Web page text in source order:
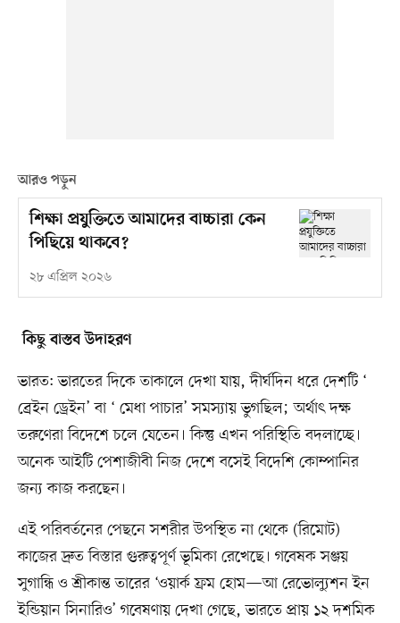
আরও পড়ুন
শিক্ষা প্রযুক্তিতে আমাদের বাচ্চারা কেন
পিছিয়ে থাকবে?
২৮ এপ্রিল ২০২৬
কিছু বাস্তব উদাহরণ
ভারত: ভারতের দিকে তাকালে দেখা যায়, দীর্ঘদিন ধরে দেশটি ‘
ব্রেইন ড্রেইন’ বা ‘ মেধা পাচার’ সমস্যায় ভুগছিল; অর্থাৎ দক্ষ
তরুণেরা বিদেশে চলে যেতেন। কিন্তু এখন পরিস্থিতি বদলাচ্ছে।
অনেক আইটি পেশাজীবী নিজ দেশে বসেই বিদেশি কোম্পানির
জন্য কাজ করছেন।
এই পরিবর্তনের পেছনে সশরীর উপস্থিত না থেকে (রিমোট)
কাজের দ্রুত বিস্তার গুরুত্বপূর্ণ ভূমিকা রেখেছে। গবেষক সঞ্জয়
সুগান্ধি ও শ্রীকান্ত তারের ‘ওয়ার্ক ফ্রম হোম—আ রেভোল্যুশন ইন
ইন্ডিয়ান সিনারিও’ গবেষণায় দেখা গেছে, ভারতে প্রায় ১২ দশমিক